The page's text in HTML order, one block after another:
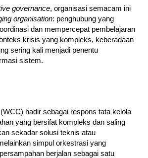
governance, organisasi semacam ini
organisation: penghubung yang
dan mempercepat pembelajaran
krisis yang kompleks, keberadaan
sering kali menjadi penentu
sistem.
hadir sebagai respons tata kelola
yang bersifat kompleks dan saling
sekadar solusi teknis atau
simpul orkestrasi yang
berjalan sebagai satu